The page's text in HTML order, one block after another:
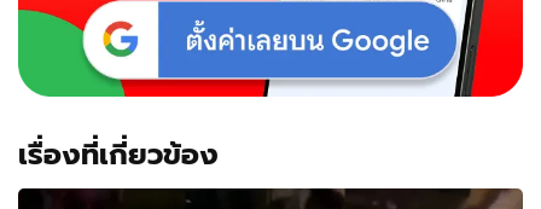
จน
กล้า
ไป
(มี
คลิป)
เรื่องที่เกี่ยวข้อง